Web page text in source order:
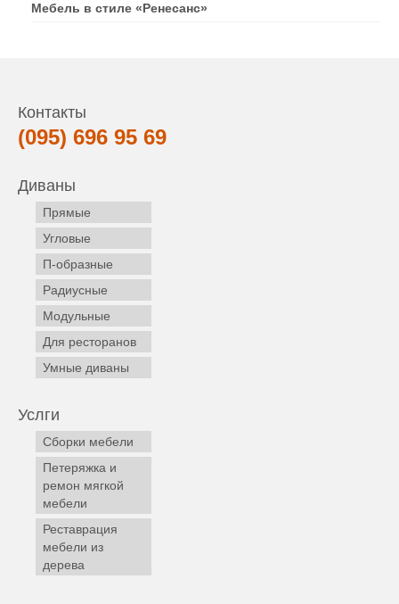
Мебель в стиле «Ренесанс»
Контакты
(095) 696 95 69
Диваны
Прямые
Угловые
П-образные
Радиусные
Модульные
Для ресторанов
Умные диваны
Услги
Сборки мебели
Петеряжка и
ремон мягкой
мебели
Реставрация
мебели из
дерева